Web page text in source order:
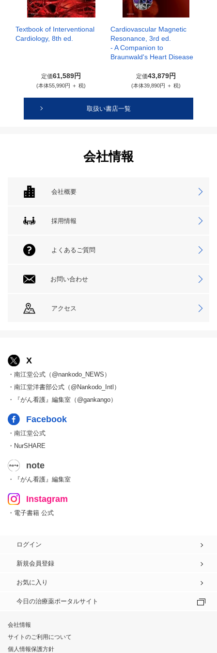
Textbook of Interventional
Cardiology, 8th ed.
定価61,589円
(本体55,990円 ＋ 税)
Cardiovascular Magnetic
Resonance, 3rd ed.
- A Companion to
Braunwald's Heart Disease
定価43,879円
(本体39,890円 ＋ 税)
取扱い書店一覧
会社情報
会社概要
採用情報
よくあるご質問
お問い合わせ
アクセス
X
・南江堂公式（@nankodo_NEWS）
・南江堂洋書部公式（@Nankodo_Intl）
・『がん看護』編集室（@gankango）
Facebook
・南江堂公式
・NurSHARE
note
・『がん看護』編集室
Instagram
・電子書籍 公式
ログイン
新規会員登録
お気に入り
今日の治療薬ポータルサイト
会社情報
サイトのご利用について
個人情報保護方針